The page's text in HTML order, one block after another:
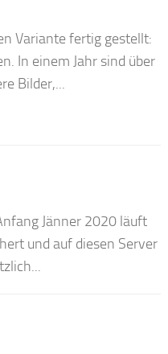
Variante fertig gestellt:
In einem Jahr sind über
Bilder,...
Jänner 2020 läuft
und auf diesen Server